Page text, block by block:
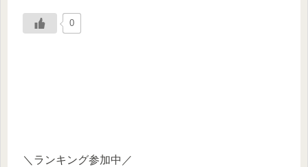
0
＼ランキング参加中／